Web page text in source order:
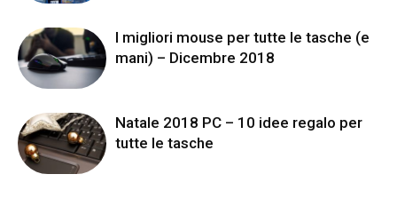
I migliori mouse per tutte le tasche (e
mani) – Dicembre 2018
Natale 2018 PC – 10 idee regalo per
tutte le tasche